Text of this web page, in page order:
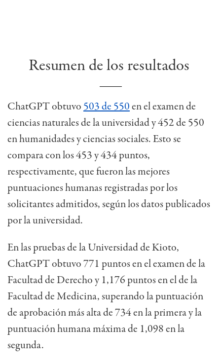
Resumen de los resultados
ChatGPT obtuvo503 de 550en el examen de
ciencias naturales de la universidad y 452 de 550
en humanidades y ciencias sociales. Esto se
compara con los 453 y 434 puntos,
respectivamente, que fueron las mejores
puntuaciones humanas registradas por los
solicitantes admitidos, según los datos publicados
por la universidad.
En las pruebas de la Universidad de Kioto,
ChatGPT obtuvo 771 puntos en el examen de la
Facultad de Derecho y 1,176 puntos en el de la
Facultad de Medicina, superando la puntuación
de aprobación más alta de 734 en la primera y la
puntuación humana máxima de 1,098 en la
segunda.